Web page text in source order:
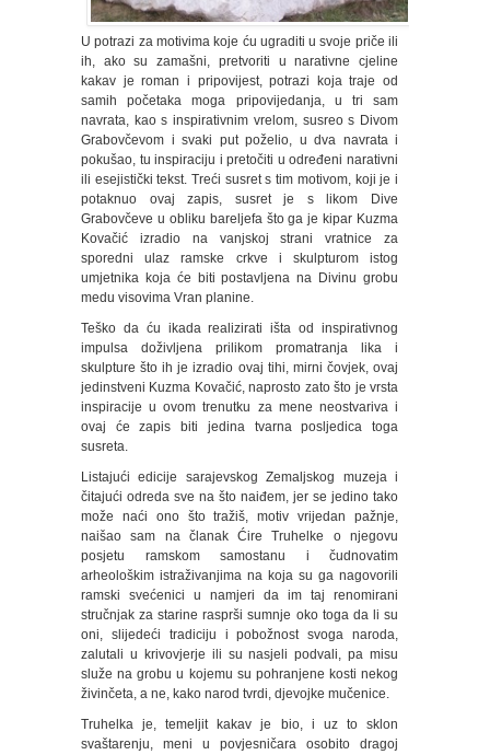
U potrazi za motivima koje ću ugraditi u svoje priče ili
ih, ako su zamašni, pretvoriti u narativne cjeline
kakav je roman i pripovijest, potrazi koja traje od
samih početaka moga pripovijedanja, u tri sam
navrata, kao s inspirativnim vrelom, susreo s Divom
Grabovčevom i svaki put poželio, u dva navrata i
pokušao, tu inspiraciju i pretočiti u određeni narativni
ili esejistički tekst. Treći susret s tim motivom, koji je i
potaknuo ovaj zapis, susret je s likom Dive
Grabovčeve u obliku bareljefa što ga je kipar Kuzma
Kovačić izradio na vanjskoj strani vratnice za
sporedni ulaz ramske crkve i skulpturom istog
umjetnika koja će biti postavljena na Divinu grobu
medu visovima Vran planine.
Teško da ću ikada realizirati išta od inspirativnog
impulsa doživljena prilikom promatranja lika i
skulpture što ih je izradio ovaj tihi, mirni čovjek, ovaj
jedinstveni Kuzma Kovačić, naprosto zato što je vrsta
inspiracije u ovom trenutku za mene neostvariva i
ovaj će zapis biti jedina tvarna posljedica toga
susreta.
Listajući edicije sarajevskog Zemaljskog muzeja i
čitajući odreda sve na što naiđem, jer se jedino tako
može naći ono što tražiš, motiv vrijedan pažnje,
naišao sam na članak Ćire Truhelke o njegovu
posjetu ramskom samostanu i čudnovatim
arheološkim istraživanjima na koja su ga nagovorili
ramski svećenici u namjeri da im taj renomirani
stručnjak za starine rasprši sumnje oko toga da li su
oni, slijedeći tradiciju i pobožnost svoga naroda,
zalutali u krivovjerje ili su nasjeli podvali, pa misu
služe na grobu u kojemu su pohranjene kosti nekog
živinčeta, a ne, kako narod tvrdi, djevojke mučenice.
Truhelka je, temeljit kakav je bio, i uz to sklon
svaštarenju, meni u povjesničara osobito dragoj